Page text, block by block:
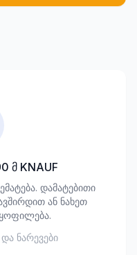
მ KNAUF
დამატებითი
ან ნახეთ
ნარევები